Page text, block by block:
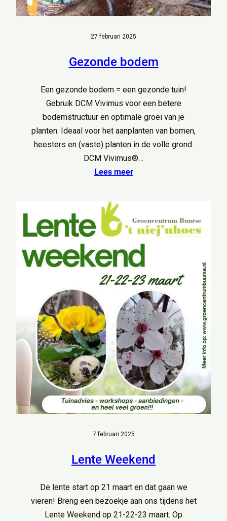
27 februari 2025
Gezonde bodem
Een gezonde bodem = een gezonde tuin!
Gebruik DCM Vivimus voor een betere
bodemstructuur en optimale groei van je
planten. Ideaal voor het aanplanten van bomen,
heesters en (vaste) planten in de volle grond.
DCM Vivimus®…
Lees meer
7 februari 2025
Lente Weekend
De lente start op 21 maart en dat gaan we
vieren! Breng een bezoekje aan ons tijdens het
Lente Weekend op 21-22-23 maart. Op